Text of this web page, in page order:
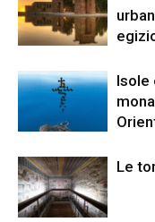
Isole
Le